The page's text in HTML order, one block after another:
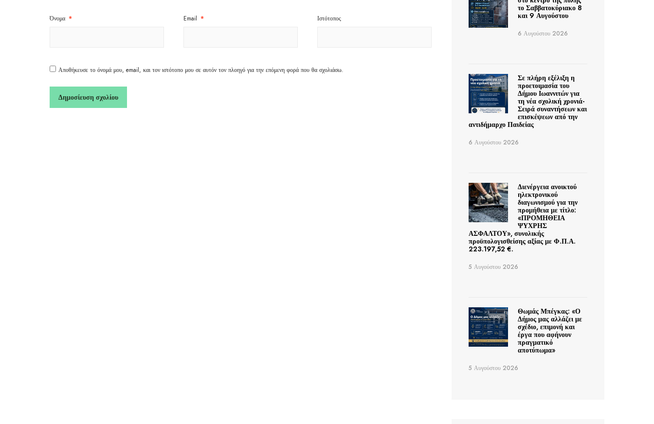
Όνομα * Email * Ιστότοπος
Αποθήκευσε το όνομά μου, email, και τον ιστότοπο μου σε αυτόν τον πλοηγό για την επόμενη φορά που θα σχολιάσω.
το Σαββατοκύριακο 8
και 9 Αυγούστου
6 Αυγούστου 2026
Σε πλήρη εξέλιξη η
προετοιμασία του
Δήμου Ιωαννιτών για
τη νέα σχολική χρονιά-
Σειρά συναντήσεων και
επισκέψεων από την
αντιδήμαρχο Παιδείας
6 Αυγούστου 2026
Διενέργεια ανοικτού
ηλεκτρονικού
διαγωνισμού για την
προμήθεια με τίτλο:
«ΠΡΟΜΗΘΕΙΑ
ΨΥΧΡΗΣ
ΑΣΦΑΛΤΟΥ», συνολικής
προϋπολογισθείσης αξίας με Φ.Π.Α.
223.197,52 €.
5 Αυγούστου 2026
Θωμάς Μπέγκας: «Ο
Δήμος μας αλλάζει με
σχέδιο, επιμονή και
έργα που αφήνουν
πραγματικό
αποτύπωμα»
5 Αυγούστου 2026